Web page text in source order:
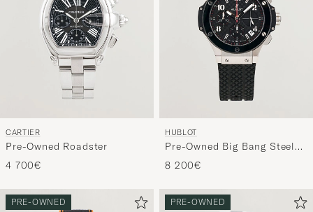
CARTIER
Pre-Owned Roadster
4 700€
HUBLOT
Pre-Owned Big Bang Steel
Ceramic
8 200€
PRE-OWNED PRE-OWNED